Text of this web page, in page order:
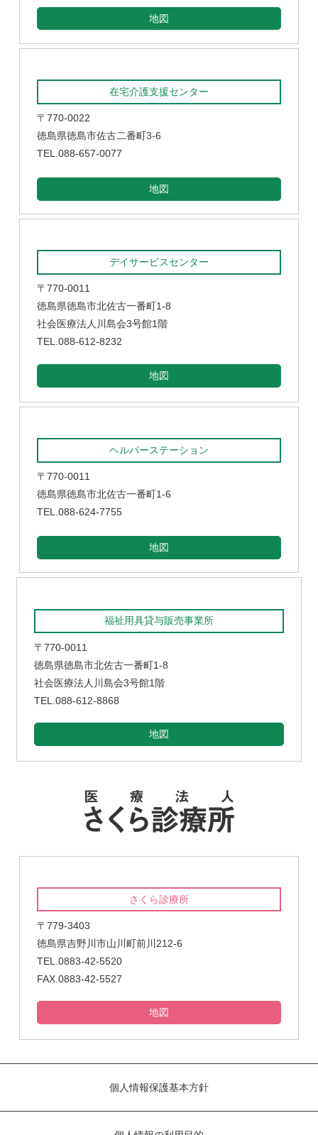
地図
在宅介護支援センター
〒770-0022
徳島県徳島市佐古二番町3-6
TEL.088-657-0077
地図
デイサービスセンター
〒770-0011
徳島県徳島市北佐古一番町1-8
社会医療法人川島会3号館1階
TEL.088-612-8232
地図
ヘルパーステーション
〒770-0011
徳島県徳島市北佐古一番町1-6
TEL.088-624-7755
地図
福祉用具貸与販売事業所
〒770-0011
徳島県徳島市北佐古一番町1-8
社会医療法人川島会3号館1階
TEL.088-612-8868
地図
さくら診療所
〒779-3403
徳島県吉野川市山川町前川212-6
TEL.0883-42-5520
FAX.0883-42-5527
地図
個人情報保護基本方針